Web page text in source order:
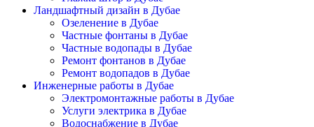
Ландшафтный дизайн в Дубае
Озеленение в Дубае
Частные фонтаны в Дубае
Частные водопады в Дубае
Ремонт фонтанов в Дубае
Ремонт водопадов в Дубае
Инженерные работы в Дубае
Электромонтажные работы в Дубае
Услуги электрика в Дубае
Водоснабжение в Дубае